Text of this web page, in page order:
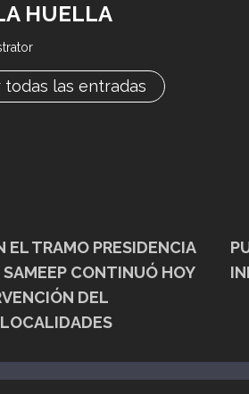
HUELLA
todas las entradas
EL TRAMO PRESIDENCIA
CONTINUÓ HOY
DEL